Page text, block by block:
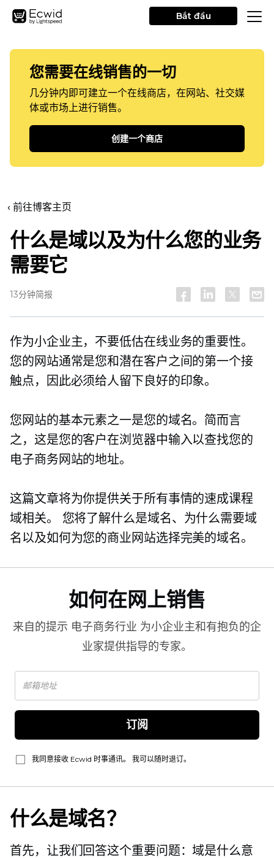
Bắt đầu
您需要在线销售的一切
几分钟内即可建立一个在线商店，在网站、社交媒
体或市场上进行销售。
创建一个商店
‹ 前往博客主页
什么是域以及为什么您的业务
需要它
13分钟简报
作为小企业主，不要低估在线业务的重要性。
您的网站通常是您和潜在客户之间的第一个接
触点，因此必须给人留下良好的印象。
您网站的基本元素之一是您的域名。简而言
之，这是您的客户在浏览器中输入以查找您的
电子商务网站的地址。
这篇文章将为你提供关于所有事情的速成课程
域相关。
您将了解什么是域名、为什么需要域
名以及如何为您的商业网站选择完美的域名。
如何在网上销售
来自的提示 电子商务行业 为小企业主和有抱负的企
业家提供指导的专家。
订阅
我同意接收 Ecwid 时事通讯。 我可以随时退订。
什么是域名？
首先，让我们回答这个重要问题：域是什么意